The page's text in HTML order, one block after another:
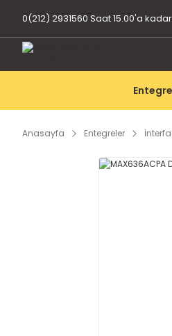
0(212) 2931560 Saat 15.00'a
Anasayfa Entegreler